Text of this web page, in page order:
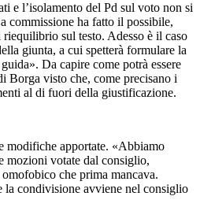
e l’isolamento del Pd sul voto non si
commissione ha fatto il possibile,
sul testo. Adesso è il caso
giunta, a cui spetterà formulare la
Da capire come potrà essere
Borga visto che, come precisano i
al di fuori della giustificazione.
modifiche apportate. «Abbiamo
mozioni votate dal consiglio,
che prima mancava.
la condivisione avviene nel consiglio